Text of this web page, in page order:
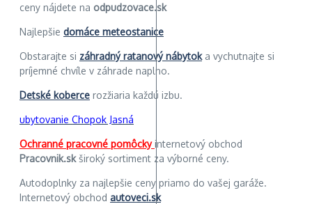
ceny nájdete na odpudzovace.sk
Najlepšie domáce meteostanice
Obstarajte si záhradný ratanový nábytoka vychutnajte si
príjemné chvíle v záhrade naplno.
Detské koberce rozžiaria každú izbu.
ubytovanie Chopok Jasná
Ochranné pracovné pomôckyinternetový obchod
Pracovnik.skširoký sortiment za výborné ceny.
Autodoplnky za najlepšie ceny priamo do vašej garáže.
Internetový obchod autoveci.sk